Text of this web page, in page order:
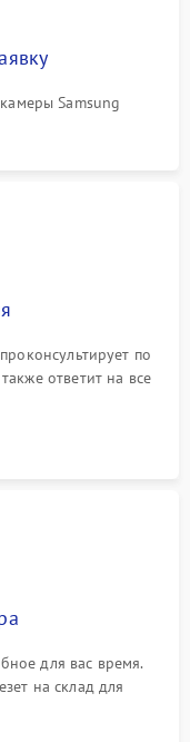
Samsung
по
ответит на все
для вас время.
на склад для